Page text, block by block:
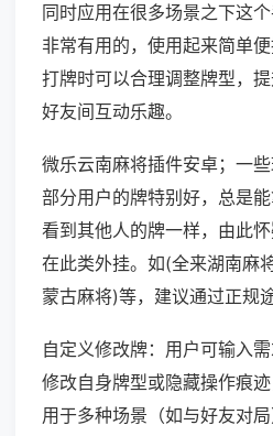
同时应用在很多场景之下这
非常有用的，使用起来简单
打牌时可以合理调整牌型，
好友间互动乐趣。
微乐云南麻将插件安卓；一
部分用户的牌特别好，总是
看到其他人的牌一样，由此
在此类外挂。如(全来湖南麻
蒙古麻将)等，建议通过正规
自定义修改牌：用户可输入
修改自身牌型或隐藏操作痕
用于多种场景（如与好友对